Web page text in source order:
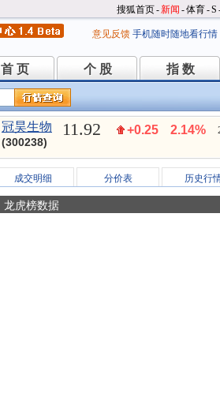
搜狐首页-新闻 -体育-S
意见反馈 手机随时随地看行情
首 页
首 页 个 股
个 股 指 数
指 数
冠昊生物
(300238)
11.92 +0.25 2.14%
成交明细 分价表 历史行
龙虎榜数据